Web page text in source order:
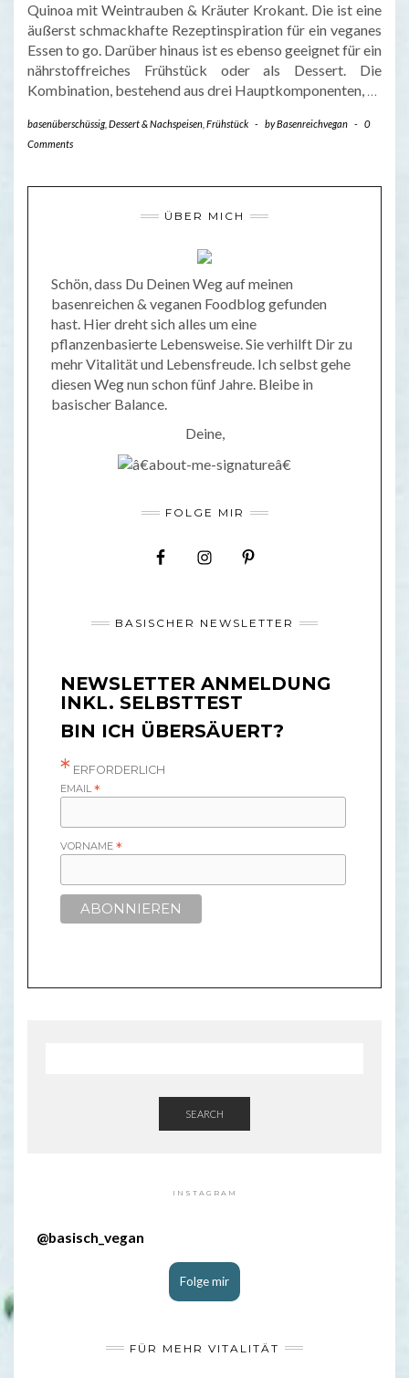
Quinoa mit Weintrauben & Kräuter Krokant. Die ist eine
äußerst schmackhafte Rezeptinspiration für ein veganes
Essen to go. Darüber hinaus ist es ebenso geeignet für ein
nährstoffreiches Frühstück oder als Dessert. Die
Kombination, bestehend aus drei Hauptkomponenten, …
basenüberschüssig, Dessert & Nachspeisen Frühstück - byBasenreichvegan -
0
Comments
ÜBER MICH
Schön, dass Du Deinen Weg auf meinen
basenreichen & veganen Foodblog gefunden
hast. Hier dreht sich alles um eine
pflanzenbasierte Lebensweise. Sie verhilft Dir zu
mehr Vitalität und Lebensfreude. Ich selbst gehe
diesen Weg nun schon fünf Jahre. Bleibe in
basischer Balance.
Deine,
FOLGE MIR
BASISCHER NEWSLETTER
NEWSLETTER ANMELDUNG
INKL. SELBSTTEST
BIN ICH ÜBERSÄUERT?
* ERFORDERLICH
EMAIL*
VORNAME*
SEARCH
INSTAGRAM
@basisch_vegan
Folge mir
FÜR MEHR VITALITÄT